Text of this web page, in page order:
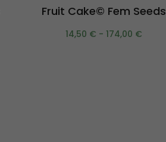
Scegli
Fruit Cake© Fem Seeds
14,50 € - 174,00 €